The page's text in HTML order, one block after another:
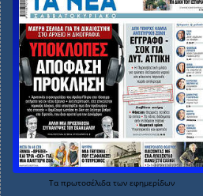
Τα πρωτοσέλιδα των εφημερίδων